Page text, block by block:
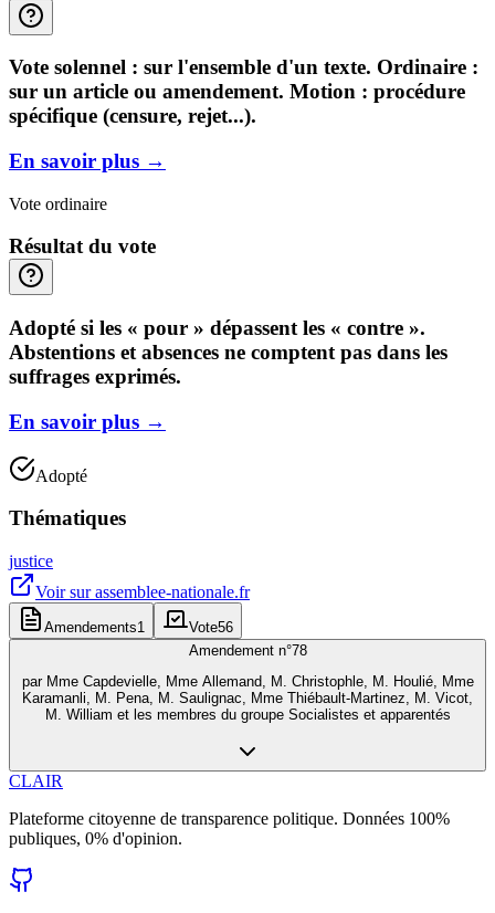
Vote solennel : sur l'ensemble d'un texte. Ordinaire :
sur un article ou amendement. Motion : procédure
spécifique (censure, rejet...).
En savoir plus →
Vote ordinaire
Résultat du vote
Adopté si les « pour » dépassent les « contre ».
Abstentions et absences ne comptent pas dans les
suffrages exprimés.
En savoir plus →
Adopté
Thématiques
justice
Voir surassemblee-nationale.fr
Amendements1 Vote56
Amendement n°78
par Mme Capdevielle, Mme Allemand, M. Christophle, M. Houlié, Mme
Karamanli, M. Pena, M. Saulignac, Mme Thiébault-Martinez, M. Vicot,
M. William et les membres du groupe Socialistes et apparentés
CLAIR
Plateforme citoyenne de transparence politique. Données 100%
publiques, 0% d'opinion.